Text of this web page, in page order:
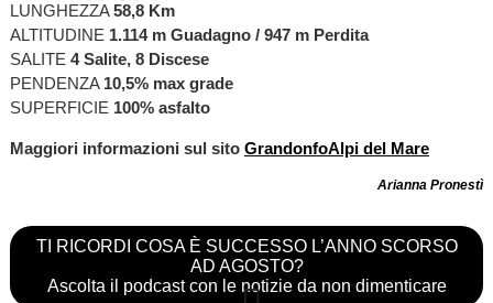
LUNGHEZZA58,8 Km
ALTITUDINE 1.114 m Guadagno / 947 m Perdita
SALITE 4 Salite, 8 Discese
PENDENZA 10,5% max grade
SUPERFICIE 100% asfalto
Maggiori informazioni sul sito GrandonfoAlpi del Mare
Arianna Pronestì
TI RICORDI COSA È SUCCESSO L’ANNO SCORSO
AD AGOSTO?
Ascolta il podcast con le notizie da non dimenticare